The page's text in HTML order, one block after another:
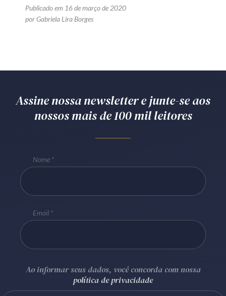
Eventos presenciais
Zênite in Company
Curitiba/PR CEP
Publicado em 16 de março de 2020
por Gabriela Lira Borges
Assine nossa newsletter e junte-se aos
nossos mais de 100 mil leitores
Nome
Email
Ao informar seus dados, você concorda com nossa
política de privacidade